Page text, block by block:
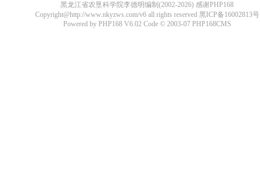
黑龙江省农垦科学院李德明编制(2002-2026) 感谢PHP168
Copyright@http://www.nkyzws.com/v6 all rights reserved 黑ICP备16002813号
Powered by PHP168 V6.02Code © 2003-07 PHP168CMS